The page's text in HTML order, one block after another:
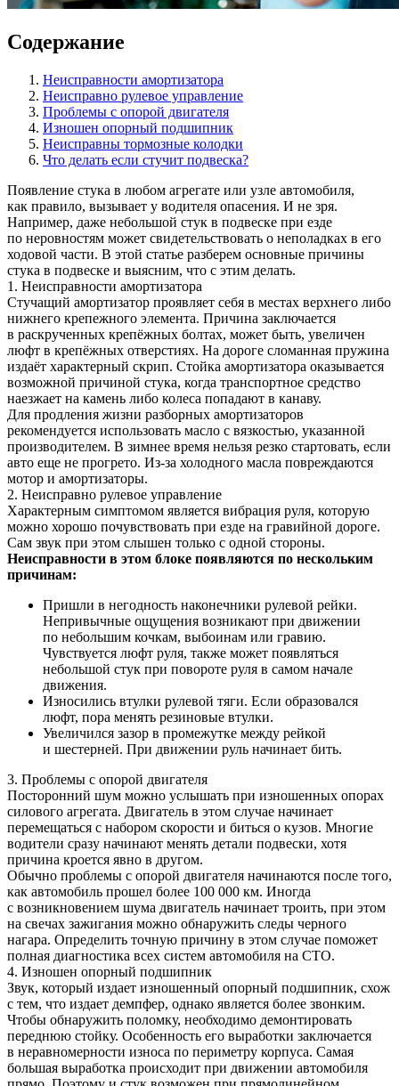
Содержание
Неисправности амортизатора
Неисправно рулевое управление
Проблемы с опорой двигателя
Изношен опорный подшипник
Неисправны тормозные колодки
Что делать если стучит подвеска?
Появление стука в любом агрегате или узле автомобиля,
как правило, вызывает у водителя опасения. И не зря.
Например, даже небольшой стук в подвеске при езде
по неровностям может свидетельствовать о неполадках в его
ходовой части. В этой статье разберем основные причины
стука в подвеске и выясним, что с этим делать.
1. Неисправности амортизатора
Стучащий амортизатор проявляет себя в местах верхнего либо
нижнего крепежного элемента. Причина заключается
в раскрученных крепёжных болтах, может быть, увеличен
люфт в крепёжных отверстиях. На дороге сломанная пружина
издаёт характерный скрип. Стойка амортизатора оказывается
возможной причиной стука, когда транспортное средство
наезжает на камень либо колеса попадают в канаву.
Для продления жизни разборных амортизаторов
рекомендуется использовать масло с вязкостью, указанной
производителем. В зимнее время нельзя резко стартовать, если
авто еще не прогрето. Из-за холодного масла повреждаются
мотор и амортизаторы.
2. Неисправно рулевое управление
Характерным симптомом является вибрация руля, которую
можно хорошо почувствовать при езде на гравийной дороге.
Сам звук при этом слышен только с одной стороны.
Неисправности в этом блоке появляются по нескольким
причинам:
Пришли в негодность наконечники рулевой рейки.
Непривычные ощущения возникают при движении
по небольшим кочкам, выбоинам или гравию.
Чувствуется люфт руля, также может появляться
небольшой стук при повороте руля в самом начале
движения.
Износились втулки рулевой тяги. Если образовался
люфт, пора менять резиновые втулки.
Увеличился зазор в промежутке между рейкой
и шестерней. При движении руль начинает бить.
3. Проблемы с опорой двигателя
Посторонний шум можно услышать при изношенных опорах
силового агрегата. Двигатель в этом случае начинает
перемещаться с набором скорости и биться о кузов. Многие
водители сразу начинают менять детали подвески, хотя
причина кроется явно в другом.
Обычно проблемы с опорой двигателя начинаются после того,
как автомобиль прошел более 100 000 км. Иногда
с возникновением шума двигатель начинает троить, при этом
на свечах зажигания можно обнаружить следы черного
нагара. Определить точную причину в этом случае поможет
полная диагностика всех систем автомобиля на СТО.
4. Изношен опорный подшипник
Звук, который издает изношенный опорный подшипник, схож
с тем, что издает демпфер, однако является более звонким.
Чтобы обнаружить поломку, необходимо демонтировать
переднюю стойку. Особенность его выработки заключается
в неравномерности износа по периметру корпуса. Самая
большая выработка происходит при движении автомобиля